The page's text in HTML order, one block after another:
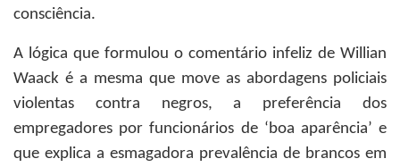
consciência.
A lógica que formulou o comentário infeliz de Willian
Waack é a mesma que move as abordagens policiais
violentas contra negros, a preferência dos
empregadores por funcionários de ‘boa aparência’ e
que explica a esmagadora prevalência de brancos em